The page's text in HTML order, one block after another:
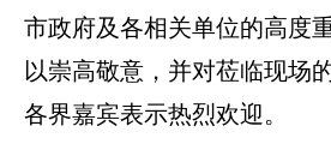
市政府及各相关单位的高度
以崇高敬意，并对莅临现场
各界嘉宾表示热烈欢迎。